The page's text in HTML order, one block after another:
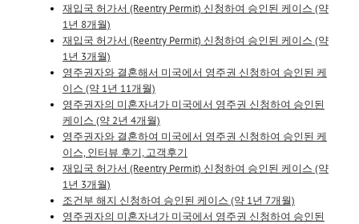
재입국 허가서 (Reentry Permit) 신청하여 승인된 케이스 (약
1년 8개월)
재입국 허가서 (Reentry Permit) 신청하여 승인된 케이스 (약
1년 3개월)
영주권자와 결혼해서 미국에서 영주권 신청하여 승인된 케
이스 (약 1년 11개월)
영주권자의 미혼자녀가 미국에서 영주권 신청하여 승인된
케이스 (약 2년 4개월)
영주권자와 결혼하여 미국에서 영주권 신청하여 승인된 케
이스, 인터뷰 후기, 고객후기
재입국 허가서 (Reentry Permit) 신청하여 승인된 케이스 (약
1년 3개월)
조건부 해지 신청하여 승인된 케이스 (약 1년 7개월)
영주권자의 미혼자녀가 미국에서 영주권 신청하여 승인된